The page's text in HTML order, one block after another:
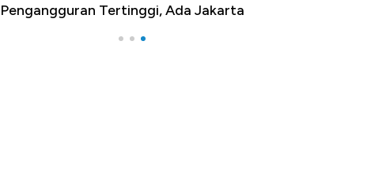
Pengangguran Tertinggi, Ada Jakarta